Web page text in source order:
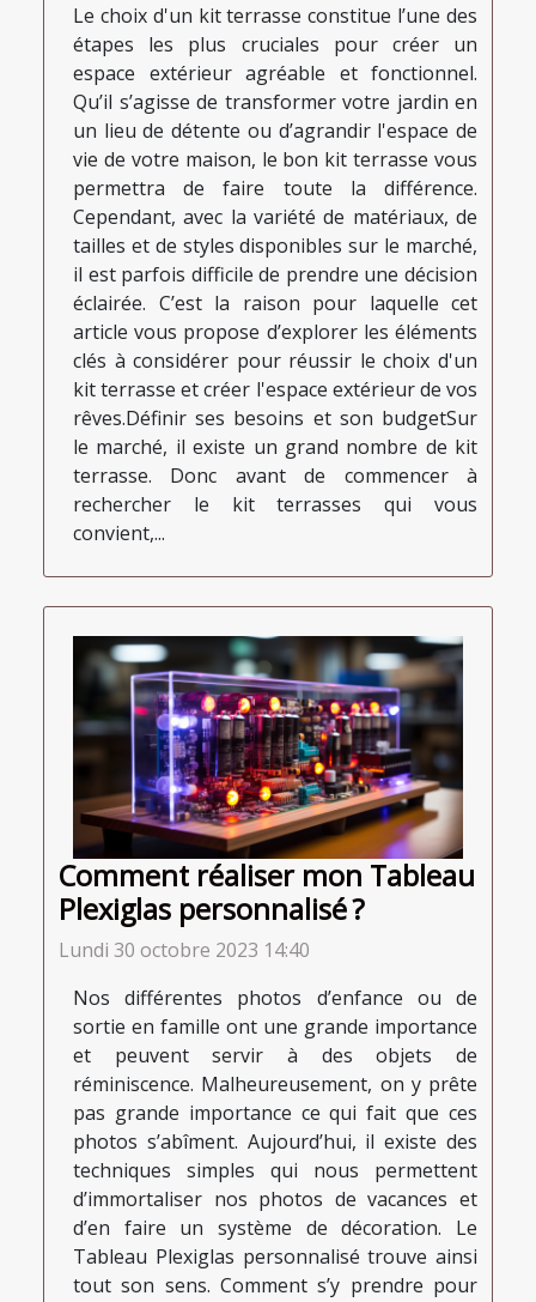
Le choix d'un kit terrasse constitue l’une des
étapes les plus cruciales pour créer un
espace extérieur agréable et fonctionnel.
Qu’il s’agisse de transformer votre jardin en
un lieu de détente ou d’agrandir l'espace de
vie de votre maison, le bon kit terrasse vous
permettra de faire toute la différence.
Cependant, avec la variété de matériaux, de
tailles et de styles disponibles sur le marché,
il est parfois difficile de prendre une décision
éclairée. C’est la raison pour laquelle cet
article vous propose d’explorer les éléments
clés à considérer pour réussir le choix d'un
kit terrasse et créer l'espace extérieur de vos
rêves.Définir ses besoins et son budgetSur
le marché, il existe un grand nombre de kit
terrasse. Donc avant de commencer à
rechercher le kit terrasses qui vous
convient,...
Comment réaliser mon Tableau
Plexiglas personnalisé ?
Lundi 30 octobre 2023 14:40
Nos différentes photos d’enfance ou de
sortie en famille ont une grande importance
et peuvent servir à des objets de
réminiscence. Malheureusement, on y prête
pas grande importance ce qui fait que ces
photos s’abîment. Aujourd’hui, il existe des
techniques simples qui nous permettent
d’immortaliser nos photos de vacances et
d’en faire un système de décoration. Le
Tableau Plexiglas personnalisé trouve ainsi
tout son sens. Comment s’y prendre pour